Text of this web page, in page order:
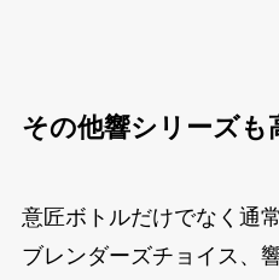
その他響シリーズも
意匠ボトルだけでなく通
ブレンダーズチョイス、